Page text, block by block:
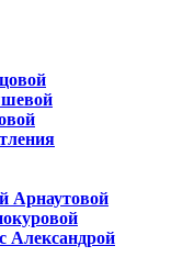
Арнаутовой
Александрой